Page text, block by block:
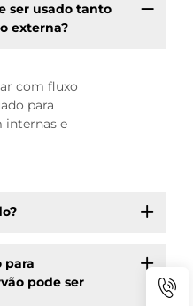
ser usado tanto
externa?
com fluxo
para
internas e
para
pode ser